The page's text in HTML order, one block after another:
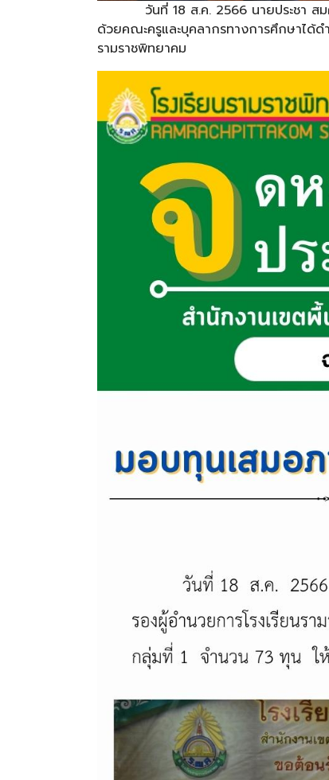
วันที่ 18 ส.ค. 2566 นายประชา ส
ด้วยคณะครูและบุคลากรทางการศึกษาได้
รามราชพิทยาคม